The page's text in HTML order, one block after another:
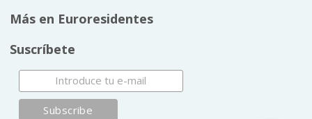
Más en Euroresidentes
Suscríbete